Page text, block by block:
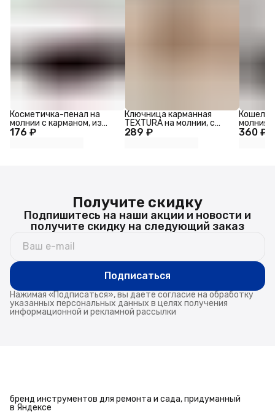
176 ₽
Косметичка-пенал на
молнии с карманом, из
искусственной кожи,
289 ₽
Ключница карманная
TEXTURA на молнии, с
кольцом, размер
360 ₽
Получите скидку
Подпишитесь на наши акции и новости и
получите скидку на следующий заказ
Подписаться
Нажимая «Подписаться», вы даете согласие на обработку
указанных персональных данных в целях получения
информационной и рекламной рассылки
бренд инструментов для ремонта и сада, придуманный
в Яндексе